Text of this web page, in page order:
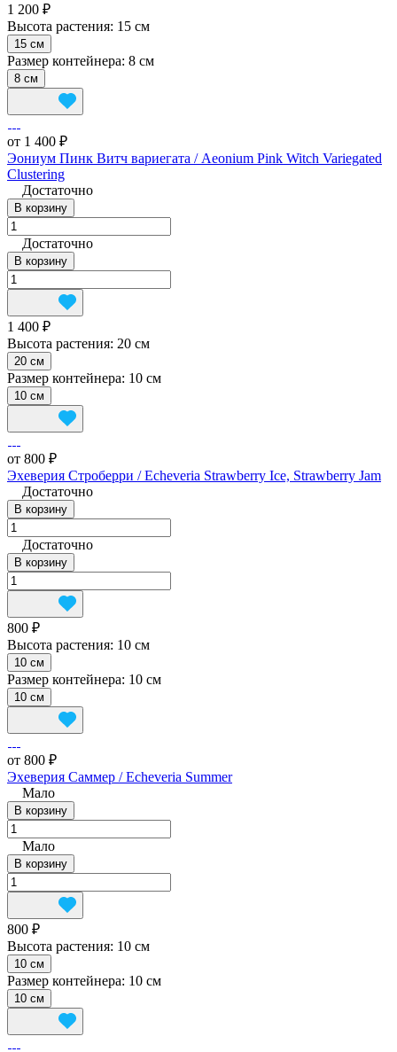
1 200 ₽
Высота растения: 15 см
15 см
Размер контейнера: 8 см
8 см
от 1 400 ₽
Эониум Пинк Витч вариегата / Aeonium Pink Witch Variegated
Clustering
Достаточно
В корзину
Достаточно
В корзину
1 400 ₽
Высота растения: 20 см
20 см
Размер контейнера: 10 см
10 см
от 800 ₽
Эхеверия Строберри / Echeveria Strawberry Ice, Strawberry Jam
Достаточно
В корзину
Достаточно
В корзину
800 ₽
Высота растения: 10 см
10 см
Размер контейнера: 10 см
10 см
от 800 ₽
Эхеверия Саммер / Echeveria Summer
Мало
В корзину
Мало
В корзину
800 ₽
Высота растения: 10 см
10 см
Размер контейнера: 10 см
10 см